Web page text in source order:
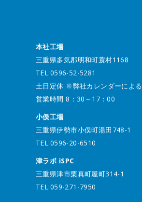
本社工場
三重県多気郡明和町蓑村1168
TEL:0596-52-5281
土日定休 ※弊社カレンダーによる
営業時間 8：30～17：00
小俣工場
三重県伊勢市小俣町湯田748-1
TEL:0596-20-6510
津ラボ iSPC
三重県津市栗真町屋町314-1
TEL:059-271-7950